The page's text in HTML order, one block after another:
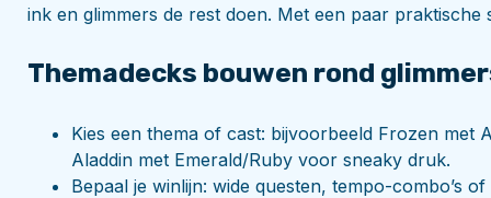
ink en glimmers de rest doen. Met een paar
Themadecks bouwen rond
Kies een thema of cast: bijvoorbeeld Frozen
Aladdin met Emerald/Ruby voor sneaky druk.
Bepaal je winlijn: wide questen, tempo-combo’s